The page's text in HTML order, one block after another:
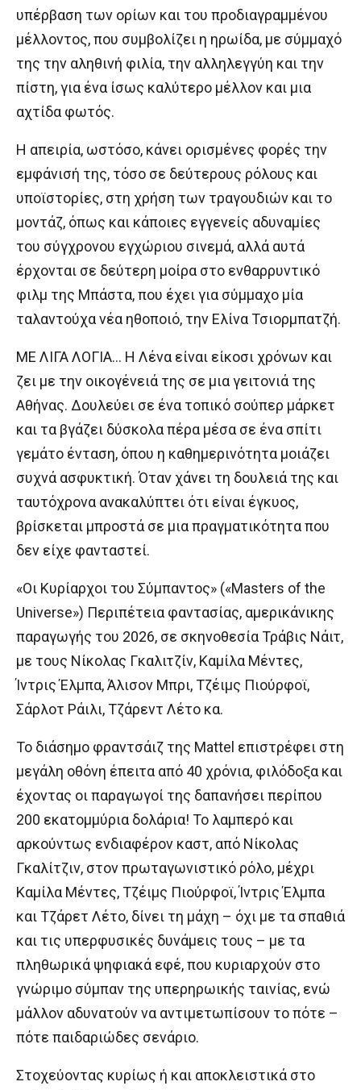
υπέρβαση των ορίων και του προδιαγραμμένου
μέλλοντος, που συμβολίζει η ηρωίδα, με σύμμαχό
της την αληθινή φιλία, την αλληλεγγύη και την
πίστη, για ένα ίσως καλύτερο μέλλον και μια
αχτίδα φωτός.
Η απειρία, ωστόσο, κάνει ορισμένες φορές την
εμφάνισή της, τόσο σε δεύτερους ρόλους και
υποϊστορίες, στη χρήση των τραγουδιών και το
μοντάζ, όπως και κάποιες εγγενείς αδυναμίες
του σύγχρονου εγχώριου σινεμά, αλλά αυτά
έρχονται σε δεύτερη μοίρα στο ενθαρρυντικό
φιλμ της Μπάστα, που έχει για σύμμαχο μία
ταλαντούχα νέα ηθοποιό, την Ελίνα Τσιορμπατζή.
ΜΕ ΛΙΓΑ ΛΟΓΙΑ… Η Λένα είναι είκοσι χρόνων και
ζει με την οικογένειά της σε μια γειτονιά της
Αθήνας. Δουλεύει σε ένα τοπικό σούπερ μάρκετ
και τα βγάζει δύσκολα πέρα μέσα σε ένα σπίτι
γεμάτο ένταση, όπου η καθημερινότητα μοιάζει
συχνά ασφυκτική. Όταν χάνει τη δουλειά της και
ταυτόχρονα ανακαλύπτει ότι είναι έγκυος,
βρίσκεται μπροστά σε μια πραγματικότητα που
δεν είχε φανταστεί.
«Οι Κυρίαρχοι του Σύμπαντος» («Masters of the
Universe») Περιπέτεια φαντασίας, αμερικάνικης
παραγωγής του 2026, σε σκηνοθεσία Τράβις Νάιτ,
με τους Νίκολας Γκαλιτζίν, Καμίλα Μέντες,
Ίντρις Έλμπα, Άλισον Μπρι, Τζέιμς Πιούρφοϊ,
Σάρλοτ Ράιλι, Τζάρεντ Λέτο κα.
Το διάσημο φραντσάιζ της Mattel επιστρέφει στη
μεγάλη οθόνη έπειτα από 40 χρόνια, φιλόδοξα και
έχοντας οι παραγωγοί της δαπανήσει περίπου
200 εκατομμύρια δολάρια! Το λαμπερό και
αρκούντως ενδιαφέρον καστ, από Νίκολας
Γκαλίτζιν, στον πρωταγωνιστικό ρόλο, μέχρι
Καμίλα Μέντες, Τζέιμς Πιούρφοϊ, Ίντρις Έλμπα
και Τζάρετ Λέτο, δίνει τη μάχη – όχι με τα σπαθιά
και τις υπερφυσικές δυνάμεις τους – με τα
πληθωρικά ψηφιακά εφέ, που κυριαρχούν στο
γνώριμο σύμπαν της υπερηρωικής ταινίας, ενώ
μάλλον αδυνατούν να αντιμετωπίσουν το πότε –
πότε παιδαριώδες σενάριο.
Στοχεύοντας κυρίως ή και αποκλειστικά στο